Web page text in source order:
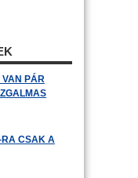
VAN PÁR
RA CSAK A